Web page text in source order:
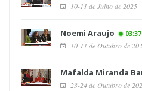
10-11 de Julho de 2025
Noemi Araujo 03:37
10-11 de Outubro de
Mafalda Miranda
23-24 de Outubro de